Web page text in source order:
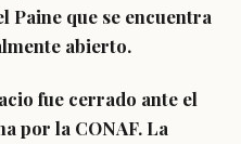
Paine que se encuentra
abierto.
fue cerrado ante el
por la CONAF. La